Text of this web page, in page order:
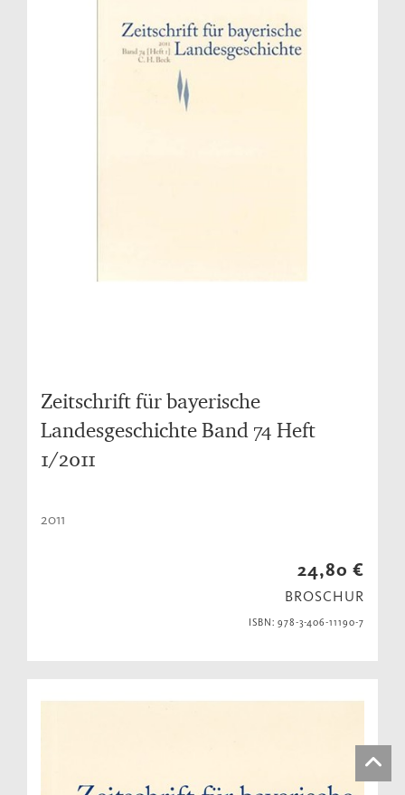
Zeitschrift für bayerische
Landesgeschichte Band 74 Heft
1/2011
2011
24,80 €
BROSCHUR
ISBN: 978-3-406-11190-7